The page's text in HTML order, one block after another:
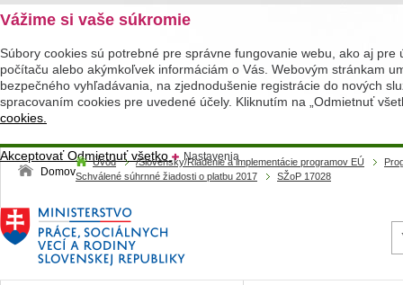
Vážime si vaše súkromie
Súbory cookies sú potrebné pre správne fungovanie webu, ako aj
počítaču alebo akýmkoľvek informáciám o Vás. Webovým stránkam
bezpečného vyhľadávania, na zjednodušenie registrácie do nových
spracovaním cookies pre uvedené účely. Kliknutím na „Odmietnuť
cookies.
AkceptovaťOdmietnuť všetko
Nastavenia
Domov
Úvod /Slovensky/Riadenie a implementácie programov EÚ
Schválené súhrnné žiadosti o platbu 2017
SŽoP 17028